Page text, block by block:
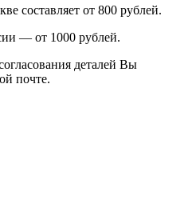
составляет от 800 рублей.
— от 1000 рублей.
деталей Вы
почте.